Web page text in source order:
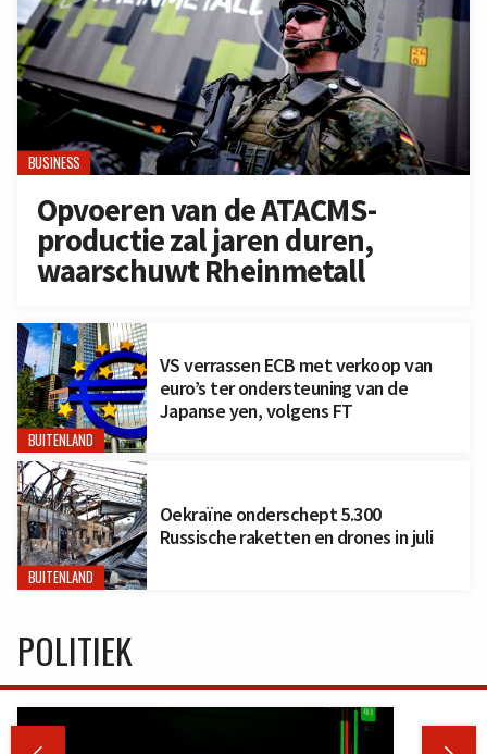
BUSINESS
Opvoeren van de ATACMS-
productie zal jaren duren,
waarschuwt Rheinmetall
BUITENLAND
VS verrassen ECB met verkoop van
euro’s ter ondersteuning van de
Japanse yen, volgens FT
BUITENLAND
Oekraïne onderschept 5.300
Russische raketten en drones in juli
POLITIEK